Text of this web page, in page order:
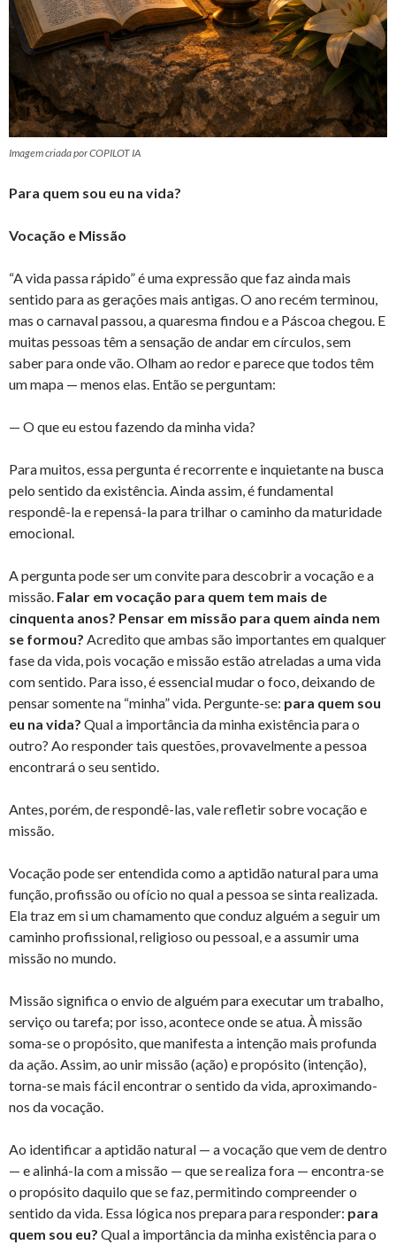
Imagem criada por COPILOT IA
Para quem sou eu na vida?
Vocação e Missão
“A vida passa rápido” é uma expressão que faz ainda mais
sentido para as gerações mais antigas. O ano recém terminou,
mas o carnaval passou, a quaresma findou e a Páscoa chegou. E
muitas pessoas têm a sensação de andar em círculos, sem
saber para onde vão. Olham ao redor e parece que todos têm
um mapa — menos elas. Então se perguntam:
— O que eu estou fazendo da minha vida?
Para muitos, essa pergunta é recorrente e inquietante na busca
pelo sentido da existência. Ainda assim, é fundamental
respondê-la e repensá-la para trilhar o caminho da maturidade
emocional.
A pergunta pode ser um convite para descobrir a vocação e a
missão. Falar em vocação para quem tem mais de
cinquenta anos? Pensar em missão para quem ainda nem
se formou? Acredito que ambas são importantes em qualquer
fase da vida, pois vocação e missão estão atreladas a uma vida
com sentido. Para isso, é essencial mudar o foco, deixando de
pensar somente na “minha” vida. Pergunte-se: para quem sou
eu na vida? Qual a importância da minha existência para o
outro? Ao responder tais questões, provavelmente a pessoa
encontrará o seu sentido.
Antes, porém, de respondê-las, vale refletir sobre vocação e
missão.
Vocação pode ser entendida como a aptidão natural para uma
função, profissão ou ofício no qual a pessoa se sinta realizada.
Ela traz em si um chamamento que conduz alguém a seguir um
caminho profissional, religioso ou pessoal, e a assumir uma
missão no mundo.
Missão significa o envio de alguém para executar um trabalho,
serviço ou tarefa; por isso, acontece onde se atua. À missão
soma-se o propósito, que manifesta a intenção mais profunda
da ação. Assim, ao unir missão (ação) e propósito (intenção),
torna-se mais fácil encontrar o sentido da vida, aproximando-
nos da vocação.
Ao identificar a aptidão natural — a vocação que vem de dentro
— e alinhá-la com a missão — que se realiza fora — encontra-se
o propósito daquilo que se faz, permitindo compreender o
sentido da vida. Essa lógica nos prepara para responder: para
quem sou eu? Qual a importância da minha existência para o